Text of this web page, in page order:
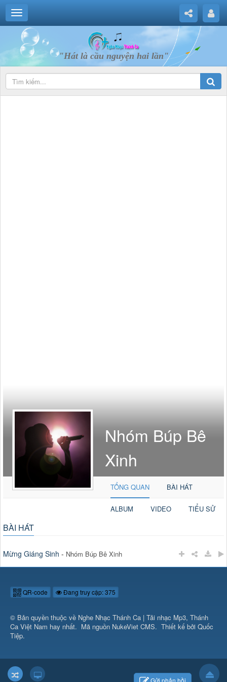
"Hát là cầu nguyện hai lần"
Nhóm Búp Bê
Xinh
TỔNG QUAN BÀI HÁT
ALBUM VIDEO TIỂU SỬ
BÀI HÁT
Mừng Giáng Sinh - Nhóm Búp Bê Xinh
QR-code Đang truy cập: 375
© Bản quyền thuộc về Nghe Nhạc Thánh Ca | Tải nhạc Mp3, Thánh
Ca Việt Nam hay nhất. Mã nguồn NukeViet CMS. Thiết kế bởi Quốc
Tiệp.
Gửi phản hồi